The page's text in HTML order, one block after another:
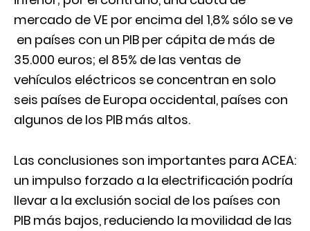
mercado de VE por encima del 1,8% sólo se ve
en países con un PIB per cápita de más de
35.000 euros; el 85% de las ventas de
vehículos eléctricos se concentran en solo
seis países de Europa occidental, países con
algunos de los PIB más altos.
Las conclusiones son importantes para ACEA:
un impulso forzado a la electrificación podría
llevar a la exclusión social de los países con
PIB más bajos, reduciendo la movilidad de las